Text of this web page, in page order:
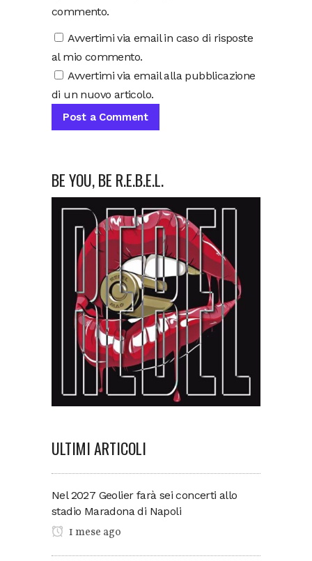
commento.
Avvertimi via email in caso di risposte
al mio commento.
Avvertimi via email alla pubblicazione
di un nuovo articolo.
BE YOU, BE R.E.B.E.L.
ULTIMI ARTICOLI
Nel 2027 Geolier farà sei concerti allo
stadio Maradona di Napoli
1 mese ago